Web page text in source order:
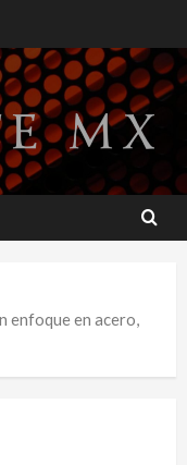
enfoque en acero,